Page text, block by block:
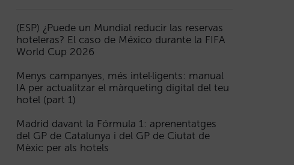
(ESP) ¿Puede un Mundial reducir las reservas
hoteleras? El caso de México durante la FIFA
World Cup 2026
Menys campanyes, més intel·ligents: manual
IA per actualitzar el màrqueting digital del teu
hotel (part 1)
Madrid davant la Fórmula 1: aprenentatges
del GP de Catalunya i del GP de Ciutat de
Mèxic per als hotels